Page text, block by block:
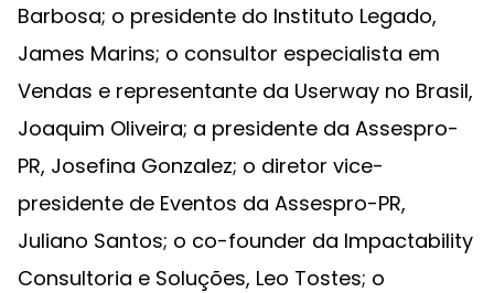
Barbosa; o presidente do Instituto Legado,
James Marins; o consultor especialista em
Vendas e representante da Userway no Brasil,
Joaquim Oliveira; a presidente da Assespro-
PR, Josefina Gonzalez; o diretor vice-
presidente de Eventos da Assespro-PR,
Juliano Santos; o co-founder da Impactability
Consultoria e Soluções, Leo Tostes; o